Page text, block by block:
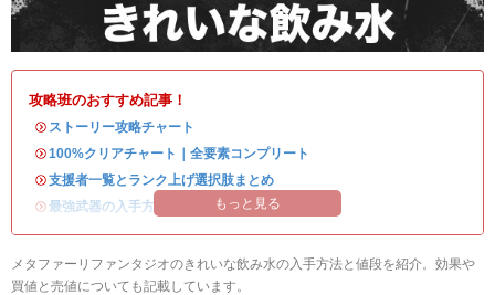
攻略班のおすすめ記事！
・ ストーリー攻略チャート
・100%クリアチャート｜全要素コンプリート
・支援者一覧とランク上げ選択肢まとめ
・最強武器の入手方法 もっと見る
メタファーリファンタジオのきれいな飲み水の入手方法と値段を紹介。効果や
買値と売値についても記載しています。